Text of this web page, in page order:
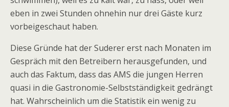
eben in zwei Stunden ohnehin nur drei Gäste kurz
vorbeigeschaut haben.
Diese Gründe hat der Suderer erst nach Monaten im
Gespräch mit den Betreibern herausgefunden, und
auch das Faktum, dass das AMS die jungen Herren
quasi in die Gastronomie-Selbstständigkeit gedrängt
hat. Wahrscheinlich um die Statistik ein wenig zu